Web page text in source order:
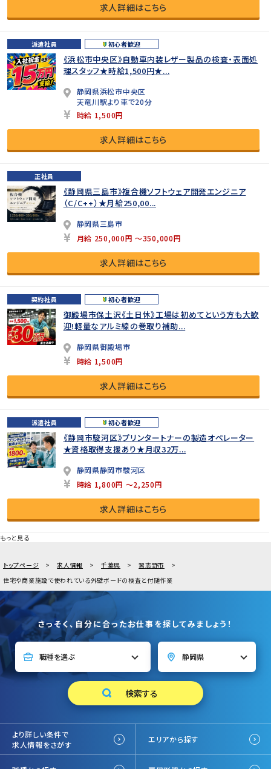
求人詳細はこちら
派遣社員 初心者歓迎
《浜松市中央区》自動車内装レザー製品の検査・表面処
理スタッフ★時給1,500円★...
静岡県浜松市中央区
天竜川駅より車で20分
時給 1,500円
求人詳細はこちら
正社員
《静岡県三島市》複合機ソフトウェア開発エンジニア
（C/C++）★月給250,00...
静岡県三島市
月給 250,000円 ～350,000円
求人詳細はこちら
契約社員 初心者歓迎
御殿場市保土沢《土日休》工場は初めてという方も大歓
迎!軽量なアルミ線の巻取り補助...
静岡県御殿場市
時給 1,500円
求人詳細はこちら
派遣社員 初心者歓迎
《静岡市駿河区》プリンタートナーの製造オペレーター
★資格取得支援あり★月収32万...
静岡県静岡市駿河区
時給 1,800円 ～2,250円
求人詳細はこちら
もっと見る
トップページ 求人情報 千葉県
習志野市
住宅や商業施設で使われている外壁ボードの検査と付随作業
さっそく、自分に合ったお仕事を探してみましょう！
より詳しい条件で
求人情報をさがす
エリアから探す